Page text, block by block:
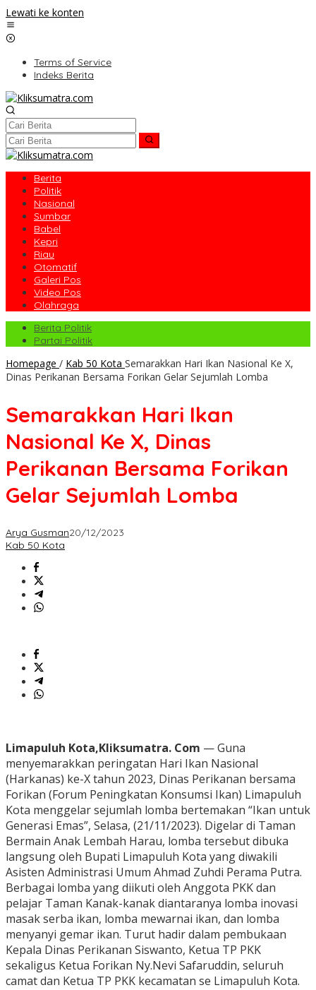
Lewati ke konten
Terms of Service
Indeks Berita
Berita
Politik
Nasional
Sumbar
Babel
Kepri
Riau
Otomatif
Galeri Pos
Video Pos
Olahraga
Berita Politik
Partai Politik
Homepage / Kab 50 Kota Semarakkan Hari Ikan Nasional Ke X,
Dinas Perikanan Bersama Forikan Gelar Sejumlah Lomba
Semarakkan Hari Ikan
Nasional Ke X, Dinas
Perikanan Bersama Forikan
Gelar Sejumlah Lomba
Arya Gusman20/12/2023
Kab 50 Kota
Limapuluh Kota,Kliksumatra. Com — Guna
menyemarakkan peringatan Hari Ikan Nasional
(Harkanas) ke-X tahun 2023, Dinas Perikanan bersama
Forikan (Forum Peningkatan Konsumsi Ikan) Limapuluh
Kota menggelar sejumlah lomba bertemakan “Ikan untuk
Generasi Emas”, Selasa, (21/11/2023). Digelar di Taman
Bermain Anak Lembah Harau, lomba tersebut dibuka
langsung oleh Bupati Limapuluh Kota yang diwakili
Asisten Administrasi Umum Ahmad Zuhdi Perama Putra.
Berbagai lomba yang diikuti oleh Anggota PKK dan
pelajar Taman Kanak-kanak diantaranya lomba inovasi
masak serba ikan, lomba mewarnai ikan, dan lomba
menyanyi gemar ikan. Turut hadir dalam pembukaan
Kepala Dinas Perikanan Siswanto, Ketua TP PKK
sekaligus Ketua Forikan Ny.Nevi Safaruddin, seluruh
camat dan Ketua TP PKK kecamatan se Limapuluh Kota.